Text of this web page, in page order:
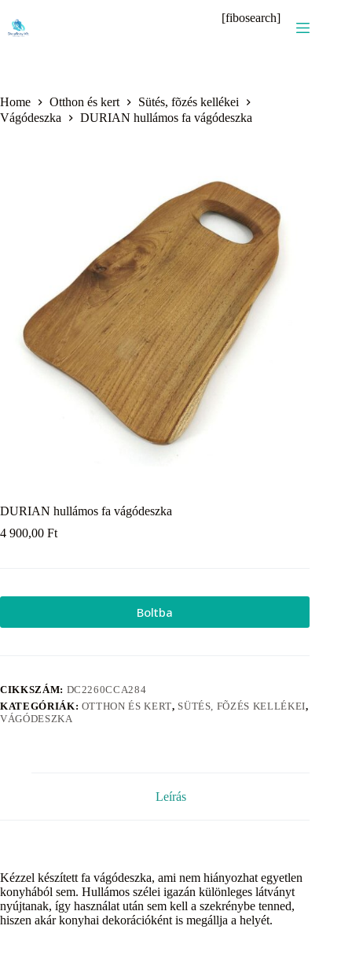
content
[fibosearch]
Home Otthon és kert
Sütés, fõzés kellékei
Vágódeszka
DURIAN hullámos fa vágódeszka
DURIAN hullámos fa vágódeszka
4 900,00 Ft
Boltba
CIKKSZÁM: DC2260CCA284
KATEGÓRIÁK: OTTHON ÉS KERT, SÜTÉS, FÕZÉS KELLÉKEI,
VÁGÓDESZKA
Leírás
Kézzel készített fa vágódeszka, ami nem hiányozhat egyetlen
konyhából sem. Hullámos szélei igazán különleges látványt
nyújtanak, így használat után sem kell a szekrénybe tenned,
hiszen akár konyhai dekorációként is megállja a helyét.